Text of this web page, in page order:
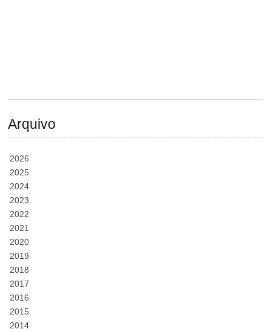
Arquivo
2026
2025
2024
2023
2022
2021
2020
2019
2018
2017
2016
2015
2014